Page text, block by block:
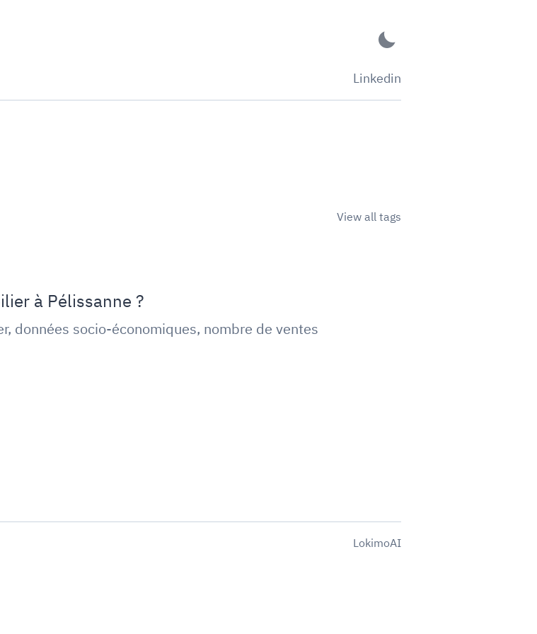
Linkedin
View all tags
à Pélissanne ?
, données socio-économiques, nombre de ventes
LokimoAI